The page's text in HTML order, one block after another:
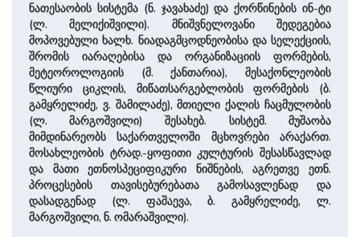
ნათესაობის სისტემა (ნ. ჯავახაძე) და ქორწინების ინ-ტი
(ლ. მელიქიშვილი). მნიშვნელოვანი შედეგებია
მოპოვებული ხალხ. ნიადაგმცოდნეობისა და სელექციის,
შრომის იარაღებისა და ორგანიზაციის ფორმების,
მეტეოროლოგიის (მ. ქანთარია), მესაქონლეობის
წლიური ციკლის, მიწათსარგებლობის ფორმების (ბ.
გამყრელიძე, ვ. შამილაძე), მთიელი ქალის ჩაცმულობის
(ლ. მარგოშვილი) შესახებ. სისტემ. მუშაობა
მიმდინარეობს საქართველოში მცხოვრები არაქართ.
მოსახლეობის ტრად.-ყოფითი კულტურის შესასწავლად
და მათი ეთნოსპეციფიკური ნიშნების, აგრეთვე ეთნ.
პროცესების თავისებურებათა გამოსავლენად და
დასადგენად (ლ. ფაშაევა, ბ. გამყრელიძე, ლ.
მარგოშვილი, ნ. ომარაშვილი).